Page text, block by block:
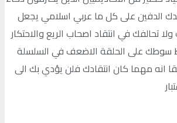
الدفين على كل ما عربي اسلامي يجعل
تحالفك في انتقاد اصحاب الريع والاحتكار
سوطك على الحلقة الاضعف في السلسلة
انه مهما كان انتقادك فلن يؤدي بك الى